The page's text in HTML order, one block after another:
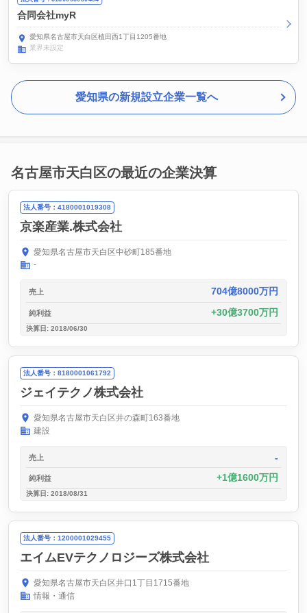
合同会社myR
愛知県名古屋市天白区植田西1丁目1205番地
業界未設定
愛知県の新規設立企業一覧へ
名古屋市天白区の最近の企業決算
法人番号：4180001019308
京楽産業.株式会社
愛知県名古屋市天白区中砂町185番地
-
売上 704億8000万円
純利益 30億3700万円
決算日: 2018/06/30
法人番号：8180001061792
ジェイテクノ株式会社
愛知県名古屋市天白区井の森町163番地
建設
売上 -
純利益 1億1600万円
決算日: 2018/08/31
法人番号：1200001029455
エイムEVテクノロジーズ株式会社
愛知県名古屋市天白区井口1丁目1715番地
情報・通信